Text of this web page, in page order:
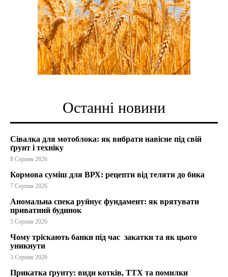
Останні новини
Сівалка для мотоблока: як вибрати навісне під свій
ґрунт і техніку
8 Серпня 2026
Кормова суміш для ВРХ: рецепти від теляти до бика
7 Серпня 2026
Аномальна спека руйнує фундамент: як врятувати
приватний будинок
5 Серпня 2026
Чому тріскають банки під час закатки та як цього
уникнути
3 Серпня 2026
Прикатка ґрунту: види котків, ТТХ та помилки